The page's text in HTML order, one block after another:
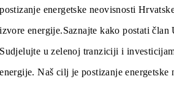
postizanje energetske neovisnosti
izvore energije.Saznajte kako postati
Sudjelujte u zelenoj tranziciji i
energije. Naš cilj je postizanje energetske